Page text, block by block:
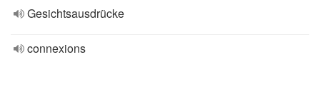
Gesichtsausdrücke
connexions